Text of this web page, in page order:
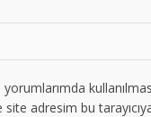
adresim bu